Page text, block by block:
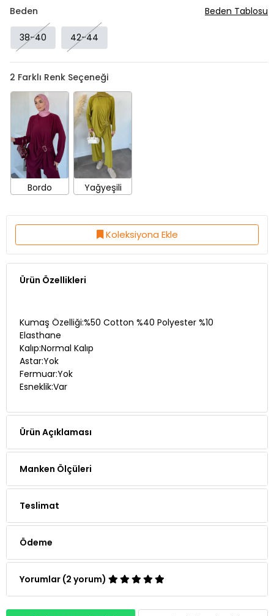
38-40
Bordo Yağyeşili
Koleksiyona Ekle
Ürün Özellikleri
Elasthane
Kalıp:Normal Kalıp
Astar:Yok
Fermuar:Yok
Esneklik:Var
Ürün Açıklaması
Manken Ölçüleri
Teslimat
Ödeme
Yorumlar (2 yorum)